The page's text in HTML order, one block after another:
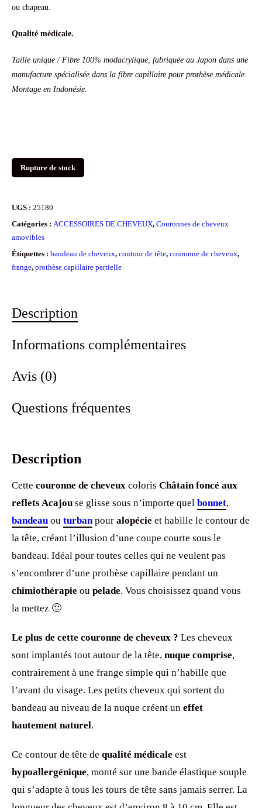
ou chapeau.
Qualité médicale.
Taille unique / Fibre 100% modacrylique, fabriquée au Japon dans une
manufacture spécialisée dans la fibre capillaire pour prothèse médicale.
Montage en Indonésie.
Rupture de stock
UGS : 25180
Catégories : ACCESSOIRES DE CHEVEUX, Couronnes de cheveux
amovibles
Étiquettes : bandeau de cheveux, contour de tête, couronne de cheveux,
frange, prothèse capillaire partielle
Description
Informations complémentaires
Avis (0)
Questions fréquentes
Description
Cette couronne de cheveux coloris Châtain foncé aux
reflets Acajou se glisse sous n’importe quel bonnet,
bandeau ou turban pour alopécie et habille le contour de
la tête, créant l’illusion d’une coupe courte sous le
bandeau. Idéal pour toutes celles qui ne veulent pas
s’encombrer d’une prothèse capillaire pendant un
chimiothérapie ou pelade. Vous choisissez quand vous
la mettez 🙂
Le plus de cette couronne de cheveux ? Les cheveux
sont implantés tout autour de la tête, nuque comprise,
contrairement à une frange simple qui n’habille que
l’avant du visage. Les petits cheveux qui sortent du
bandeau au niveau de la nuque créent un effet
hautement naturel.
Ce contour de tête de qualité médicale est
hypoallergénique, monté sur une bande élastique souple
qui s’adapte à tous les tours de tête sans jamais serrer. La